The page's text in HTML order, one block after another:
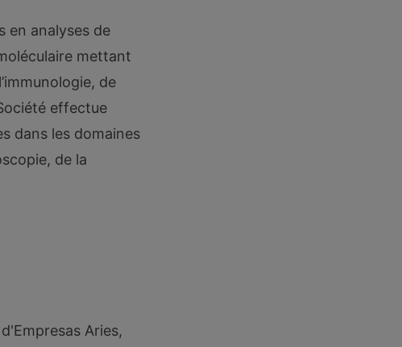
en analyses de
mettant
de
effectue
dans les domaines
de la
Aries,